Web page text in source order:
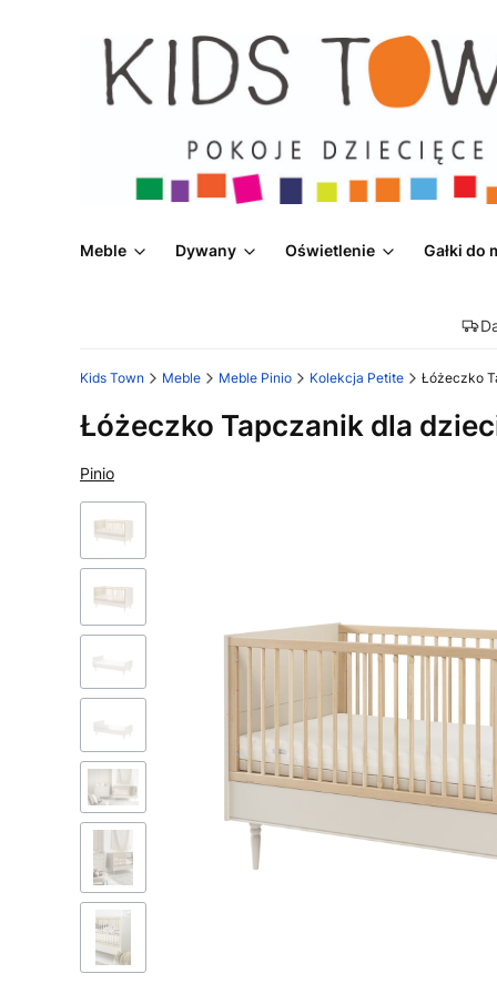
Meble Dywany Oświetlenie Gałki do
Kids Town Meble Meble Pinio Kolekcja Petite Łóżeczko
Łóżeczko Tapczanik dla
Pinio